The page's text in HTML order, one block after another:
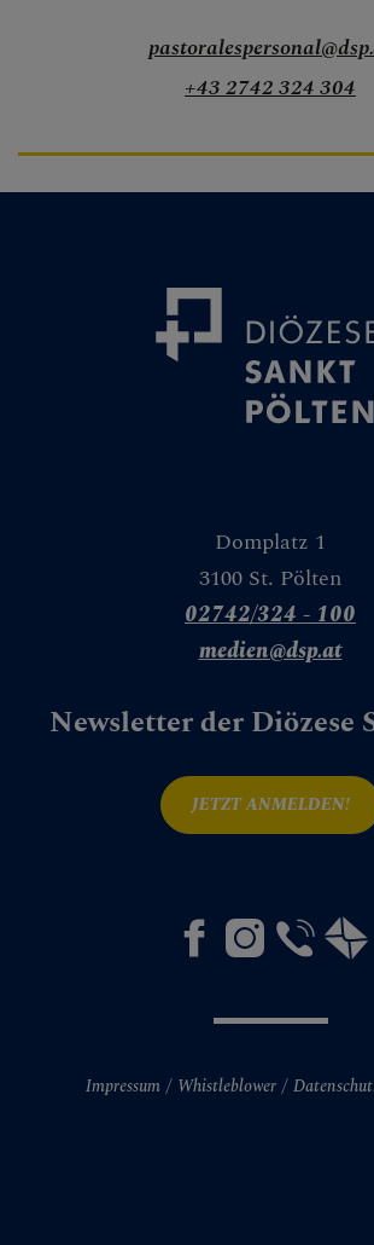
ng
Medienplattform
Caritas St. Pölten
Familie
Presse und
+43 2742 324 304
Domplatz 1
3100 St. Pölten
02742/324 - 100
medien@dsp.at
Newsletter der Diözese
JETZT ANMELDEN!
Impressum Whistleblower